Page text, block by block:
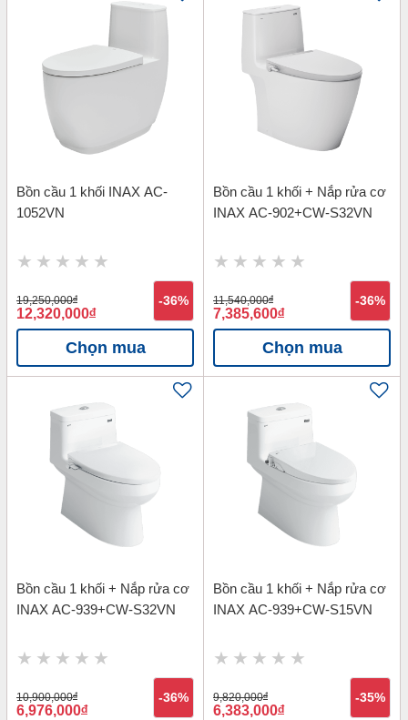
Bồn cầu 1 khối INAX AC-
1052VN
19,250,000đ
12,320,000đ
-36%
Chọn mua
Bồn cầu 1 khối + Nắp rửa cơ
INAX AC-902+CW-S32VN
11,540,000đ
7,385,600đ
-36%
Chọn mua
Bồn cầu 1 khối + Nắp rửa cơ
INAX AC-939+CW-S32VN
10,900,000đ
6,976,000đ
-36%
Bồn cầu 1 khối + Nắp rửa cơ
INAX AC-939+CW-S15VN
9,820,000đ
6,383,000đ
-35%